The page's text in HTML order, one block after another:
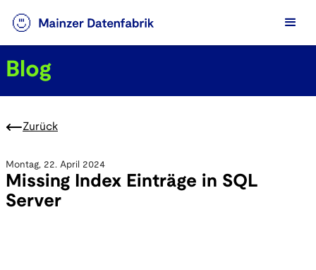
Blog
Zurück
Montag, 22. April 2024
Missing Index Einträge in SQL
Server